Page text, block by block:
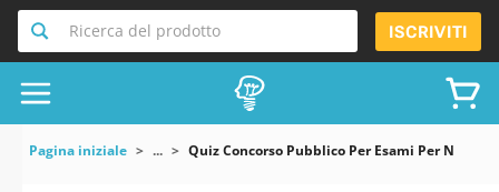
Ricerca del prodotto ISCRIVITI
Pagina iniziale ... Quiz Concorso Pubblico Per Esami Per N 2